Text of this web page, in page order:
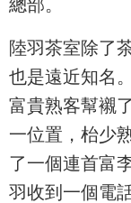
總部。
陸羽茶室除了
也是遠近知名
富貴熟客幫襯
一位置，枱少
了一個連首富
羽收到一個電